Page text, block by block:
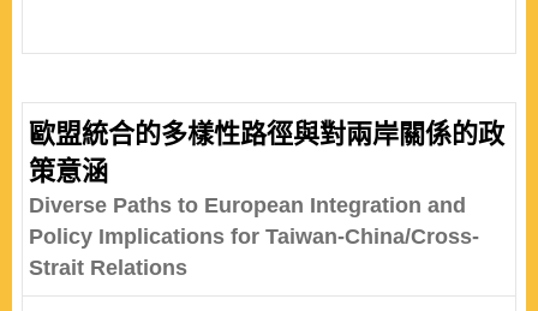
歐盟統合的多樣性路徑與對兩岸關係的政
策意涵
Diverse Paths to European Integration and
Policy Implications for Taiwan-China/Cross-
Strait Relations